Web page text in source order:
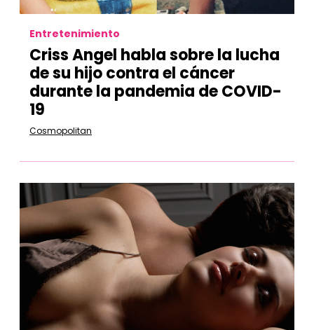
Entretenimiento
Criss Angel habla sobre la lucha
de su hijo contra el cáncer
durante la pandemia de COVID-
19
Cosmopolitan